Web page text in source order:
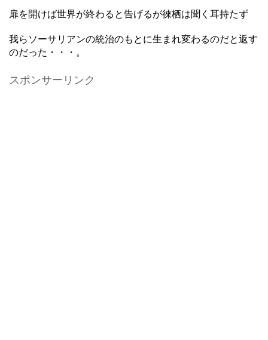
扉を開けば世界が終わると告げるが徠栖は聞く耳持たず
我らソーサリアンの統治のもとに生まれ変わるのだと返す
のだった・・・。
スポンサーリンク